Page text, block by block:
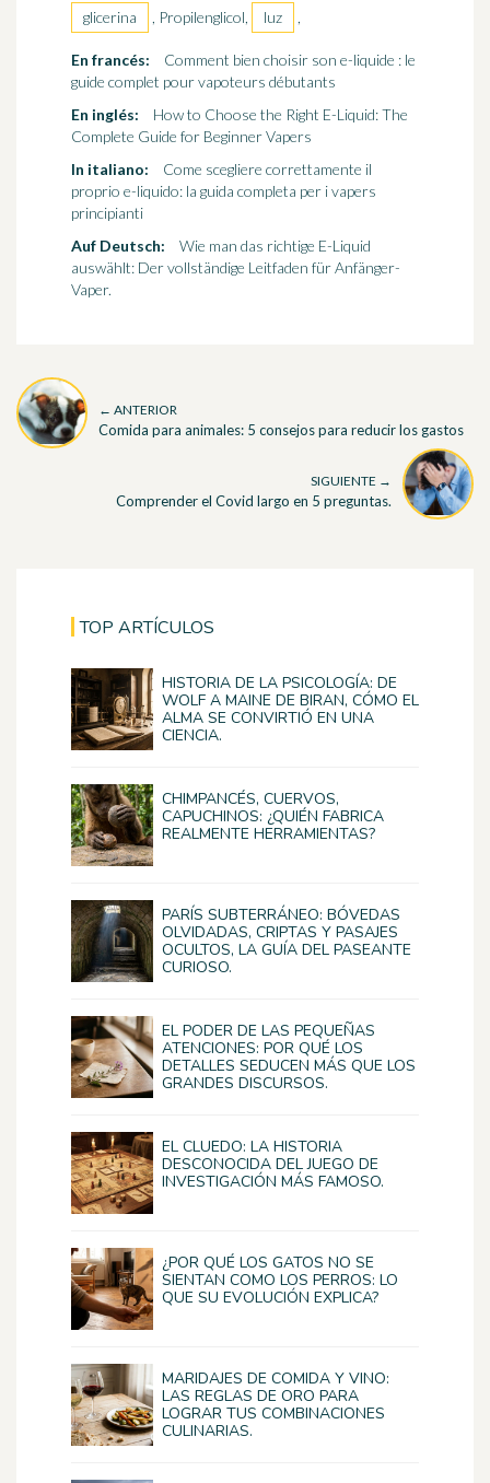
glicerina
, Propilenglicol, luz ,
En francés:
Comment bien choisir son e-liquide : le
guide complet pour vapoteurs débutants
En inglés:
How to Choose the Right E-Liquid: The
Complete Guide for Beginner Vapers
In italiano:
Come scegliere correttamente il
proprio e-liquido: la guida completa per i vapers
principianti
Auf Deutsch:
Wie man das richtige E-Liquid
auswählt: Der vollständige Leitfaden für Anfänger-
Vaper.
← ANTERIOR
Comida para animales: 5 consejos para reducir los gastos
SIGUIENTE →
Comprender el Covid largo en 5 preguntas.
TOP ARTÍCULOS
HISTORIA DE LA PSICOLOGÍA: DE
WOLF A MAINE DE BIRAN, CÓMO EL
ALMA SE CONVIRTIÓ EN UNA
CIENCIA.
CHIMPANCÉS, CUERVOS,
CAPUCHINOS: ¿QUIÉN FABRICA
REALMENTE HERRAMIENTAS?
PARÍS SUBTERRÁNEO: BÓVEDAS
OLVIDADAS, CRIPTAS Y PASAJES
OCULTOS, LA GUÍA DEL PASEANTE
CURIOSO.
EL PODER DE LAS PEQUEÑAS
ATENCIONES: POR QUÉ LOS
DETALLES SEDUCEN MÁS QUE LOS
GRANDES DISCURSOS.
EL CLUEDO: LA HISTORIA
DESCONOCIDA DEL JUEGO DE
INVESTIGACIÓN MÁS FAMOSO.
¿POR QUÉ LOS GATOS NO SE
SIENTAN COMO LOS PERROS: LO
QUE SU EVOLUCIÓN EXPLICA?
MARIDAJES DE COMIDA Y VINO:
LAS REGLAS DE ORO PARA
LOGRAR TUS COMBINACIONES
CULINARIAS.